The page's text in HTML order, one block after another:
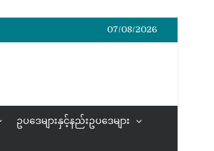
07/08/2026
ဥပဒေများနှင့်နည်းဥပဒေများ